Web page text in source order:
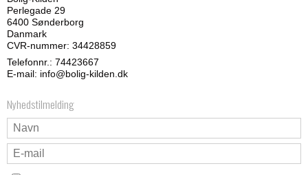
Perlegade 29
6400 Sønderborg
Danmark
CVR-nummer: 34428859
Telefonnr.: 74423667
E-mail: info@bolig-kilden.dk
Nyhedstilmelding